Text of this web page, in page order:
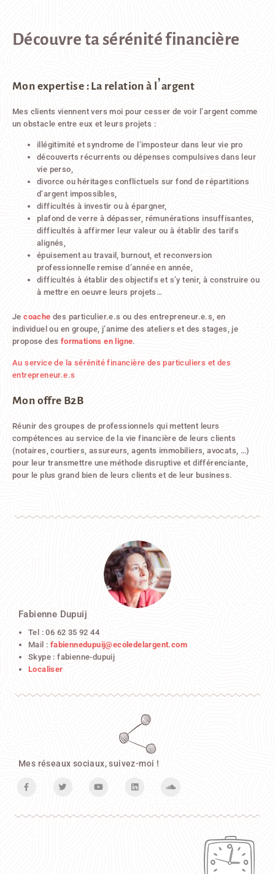
Découvre ta sérénité financière
Mon expertise : La relation à l’argent
Mes clients viennent vers moi pour cesser de voir l’argent comme
un obstacle entre eux et leurs projets :
illégitimité et syndrome de l’imposteur dans leur vie pro
découverts récurrents ou dépenses compulsives dans leur
vie perso,
divorce ou héritages conflictuels sur fond de répartitions
d’argent impossibles,
difficultés à investir ou à épargner,
plafond de verre à dépasser, rémunérations insuffisantes,
difficultés à affirmer leur valeur ou à établir des tarifs
alignés,
épuisement au travail, burnout, et reconversion
professionnelle remise d’année en année,
difficultés à établir des objectifs et s’y tenir, à construire ou
à mettre en oeuvre leurs projets…
Jecoache des particulier.e.s ou des entrepreneur.e.s, en
individuel ou en groupe, j’anime des ateliers et des stages, je
propose des formations en ligne.
Au service de la sérénité financière des particuliers et des
entrepreneur.e.s
Mon offre B2B
Réunir des groupes de professionnels qui mettent leurs
compétences au service de la vie financière de leurs clients
(notaires, courtiers, assureurs, agents immobiliers, avocats, …)
pour leur transmettre une méthode disruptive et différenciante,
pour le plus grand bien de leurs clients et de leur business.
Fabienne Dupuij
Tel : 06 62 35 92 44
Mail : fabiennedupuij@ecoledelargent.com
Skype : fabienne-dupuij
Localiser
Mes réseaux sociaux, suivez-moi !